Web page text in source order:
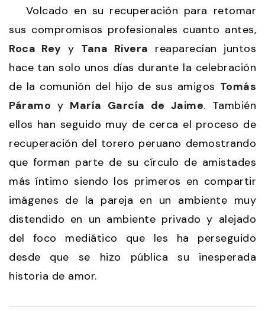
Volcado en su recuperación para retomar
sus compromisos profesionales cuanto antes,
Roca Rey y Tana Rivera reaparecían juntos
hace tan solo unos días durante la celebración
de la comunión del hijo de sus amigos Tomás
Páramo y María García de Jaime. También
ellos han seguido muy de cerca el proceso de
recuperación del torero peruano demostrando
que forman parte de su círculo de amistades
más íntimo siendo los primeros en compartir
imágenes de la pareja en un ambiente muy
distendido en un ambiente privado y alejado
del foco mediático que les ha perseguido
desde que se hizo pública su inesperada
historia de amor.